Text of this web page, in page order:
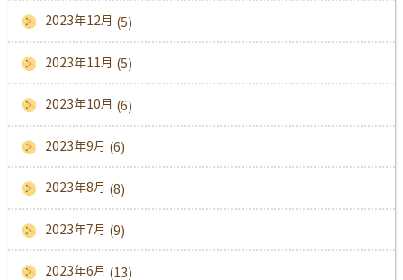
2023年12月 (5)
2023年11月 (5)
2023年10月 (6)
2023年9月 (6)
2023年8月 (8)
2023年7月 (9)
2023年6月 (13)